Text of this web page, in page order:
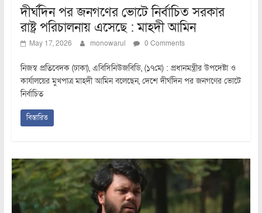
দীর্ঘদিন পর জনগণের ভোটে নির্বাচিত সরকার
রাষ্ট্র পরিচালনায় এসেছে : মাহদী আমিন
May 17, 2026 monowarul 0 Comments
নিজস্ব প্রতিবেদক (ঢাকা), এবিসিনিউজবিডি, (১৭মে) : প্রধানমন্ত্রীর উপদেষ্টা ও
কার্যালয়ের মুখপাত্র মাহদী আমিন বলেছেন, দেশে দীর্ঘদিন পর জনগণের ভোটে
নির্বাচিত
বিস্তারিত